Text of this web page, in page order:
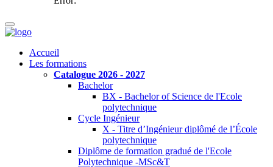
Accueil
Les formations
Catalogue 2026 - 2027
Bachelor
BX - Bachelor of Science de l'Ecole
polytechnique
Cycle Ingénieur
X - Titre d’Ingénieur diplômé de l’École
polytechnique
Diplôme de formation gradué de l'Ecole
Polytechnique -MSc&T